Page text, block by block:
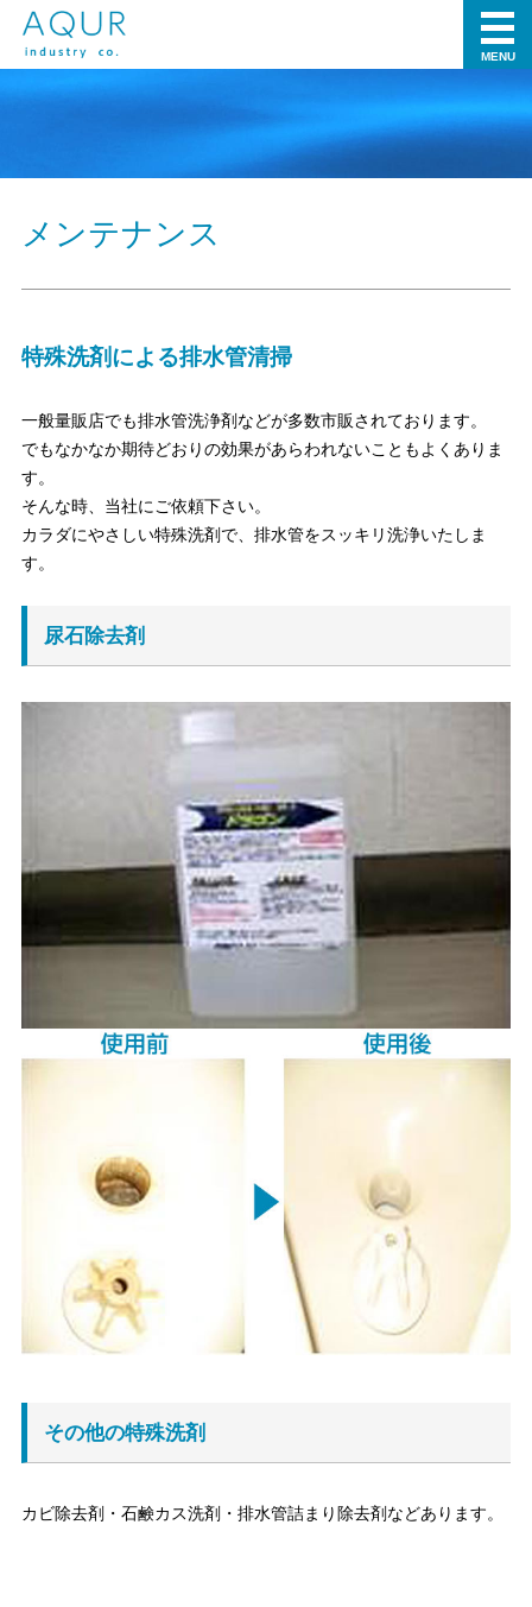
メンテナンス
特殊洗剤による排水管清掃
一般量販店でも排水管洗浄剤などが多数市販されております。
でもなかなか期待どおりの効果があらわれないこともよくありま
す。
そんな時、当社にご依頼下さい。
カラダにやさしい特殊洗剤で、排水管をスッキリ洗浄いたしま
す。
尿石除去剤
その他の特殊洗剤
カビ除去剤・石鹸カス洗剤・排水管詰まり除去剤などあります。
MENU